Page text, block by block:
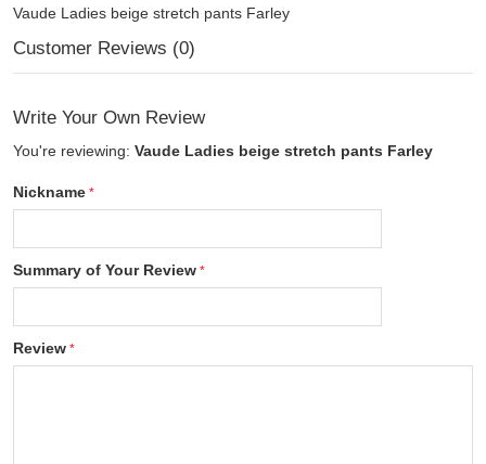
Vaude Ladies beige stretch pants Farley
Customer Reviews (0)
Write Your Own Review
You're reviewing: Vaude Ladies beige stretch pants Farley
Nickname
Summary of Your Review
Review